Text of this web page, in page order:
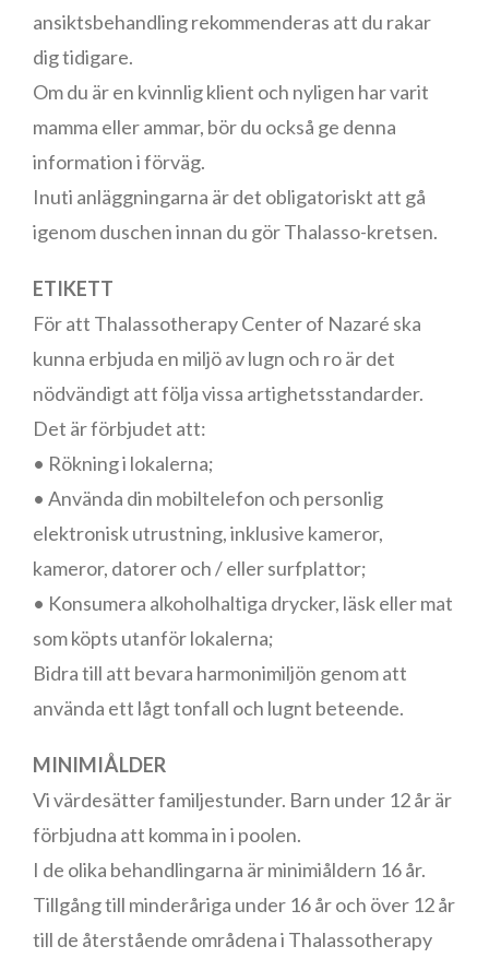
ansiktsbehandling rekommenderas att du rakar
dig tidigare.
Om du är en kvinnlig klient och nyligen har varit
mamma eller ammar, bör du också ge denna
information i förväg.
Inuti anläggningarna är det obligatoriskt att gå
igenom duschen innan du gör Thalasso-kretsen.
ETIKETT
För att Thalassotherapy Center of Nazaré ska
kunna erbjuda en miljö av lugn och ro är det
nödvändigt att följa vissa artighetsstandarder.
Det är förbjudet att:
• Rökning i lokalerna;
• Använda din mobiltelefon och personlig
elektronisk utrustning, inklusive kameror,
kameror, datorer och / eller surfplattor;
• Konsumera alkoholhaltiga drycker, läsk eller mat
som köpts utanför lokalerna;
Bidra till att bevara harmonimiljön genom att
använda ett lågt tonfall och lugnt beteende.
MINIMIÅLDER
Vi värdesätter familjestunder. Barn under 12 år är
förbjudna att komma in i poolen.
I de olika behandlingarna är minimiåldern 16 år.
Tillgång till minderåriga under 16 år och över 12 år
till de återstående områdena i Thalassotherapy